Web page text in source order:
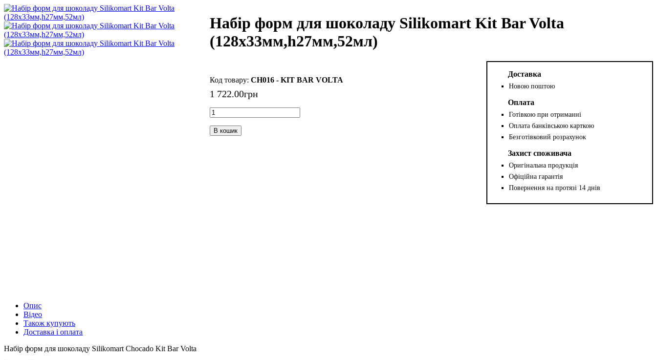
Набір форм для шоколаду Silikomart Kit Bar Volta
(128x33мм,h27мм,52мл)
CH016 - KIT BAR VOLTA
1 722.00грн
В кошик
Доставка
Новою поштою
Оплата
Готівкою при отриманні
Оплата банківською карткою
Безготівковий розрахунок
Захист споживача
Оригінальна продукція
Офіційна гарантія
Повернення на протязі 14 днів
Опис
Відео
Також купують
Доставка і оплата
Набір форм для шоколаду Silikomart Chocado Kit Bar Volta